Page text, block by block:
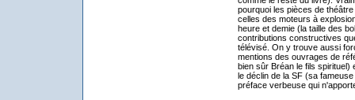
pourquoi les pièces de
celles des moteurs à
heure et demie (la taille des
contributions constructives
télévisé. On y trouve aussi
mentions des ouvrages de
bien sûr Bréan le fils spirituel)
le déclin de la SF (sa
préface verbeuse qui